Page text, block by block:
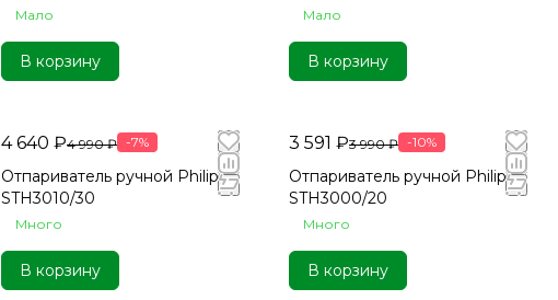
Мало
В корзину
Мало
В корзину
4 640 ₽4 990 ₽ -7%
Отпариватель ручной Philips
STH3010/30
Много
В корзину
3 591 ₽3 990 ₽ -10%
Отпариватель ручной Philips
STH3000/20
Много
В корзину